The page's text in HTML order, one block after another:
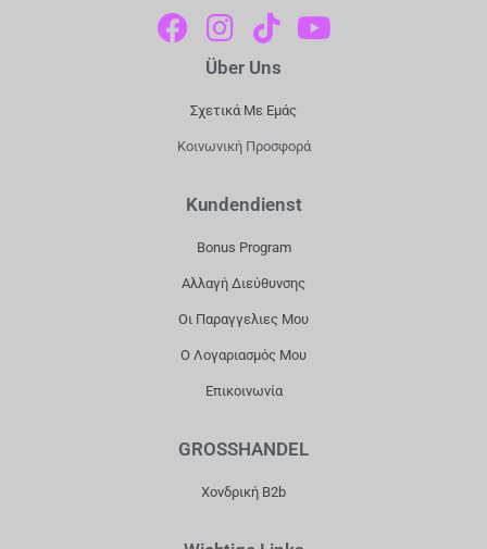
F
A
B
O
I
N
S
T
A
R
M
T
I
K
T
O
Y
O
Über Uns
Σχετικά Με Εμάς
Κοινωνική Προσφορά
Kundendienst
Bonus Program
Αλλαγή Διεύθυνσης
Οι Παραγγελιες Μου
Ο Λογαριασμός Μου
Επικοινωνία
GROSSHANDEL
Χονδρική B2b